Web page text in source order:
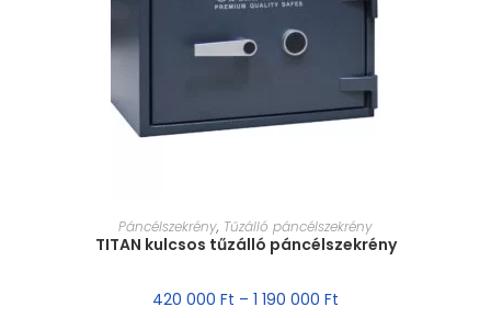
MÉRET VÁLASZTÁSA
Páncélszekrény, Tűzálló páncélszekrény
TITAN kulcsos tűzálló páncélszekrény
420 000 Ft – 1 190 000 Ft